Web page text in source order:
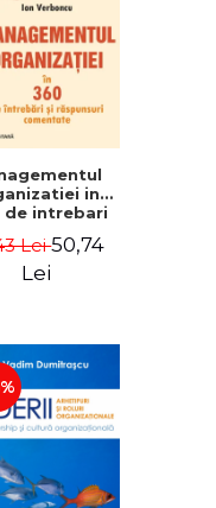
in
de intrebari
- Ion
Verboncu
Lei50,74
Lei